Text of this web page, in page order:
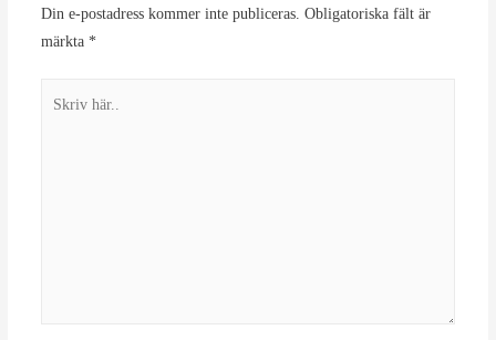
Din e-postadress kommer inte publiceras. Obligatoriska fält är
märkta *